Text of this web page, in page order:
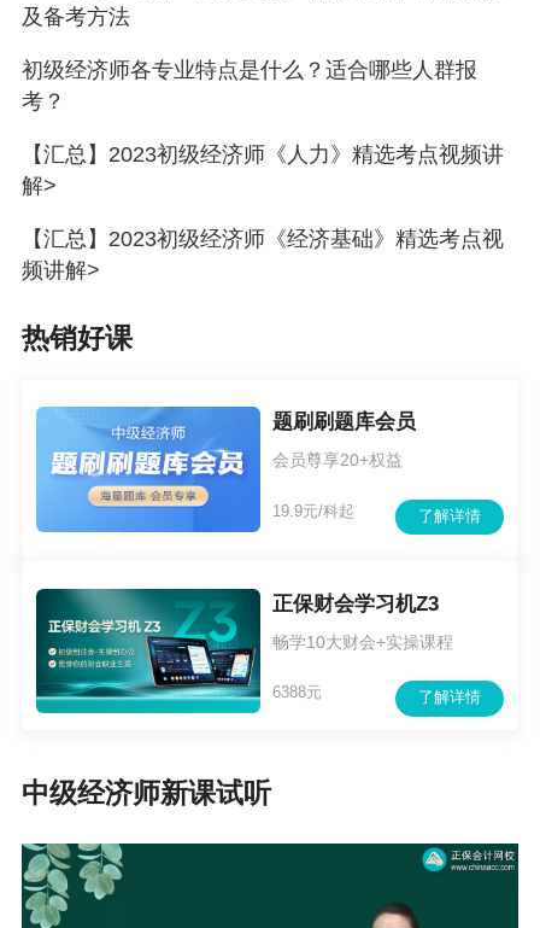
及备考方法
初级经济师各专业特点是什么？适合哪些人群报
考？
【汇总】2023初级经济师《人力》精选考点视频讲
解>
【汇总】2023初级经济师《经济基础》精选考点视
频讲解>
热销好课
题刷刷题库会员
会员尊享20+权益
了解详情
19.9元/科起
正保财会学习机Z3
畅学10大财会+实操课程
了解详情
6388元
中级经济师新课试听